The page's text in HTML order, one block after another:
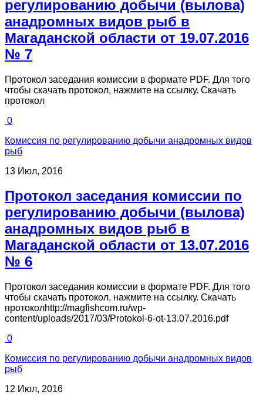
регулированию добычи (вылова)
анадромных видов рыб в
Магаданской области от 19.07.2016
№ 7
Протокол заседания комиссии в формате PDF. Для того
чтобы скачать протокол, нажмите на ссылку. Скачать
протокол
0
Комиссия по регулированию добычи анадромных видов
рыб
13 Июл, 2016
Протокол заседания комиссии по
регулированию добычи (вылова)
анадромных видов рыб в
Магаданской области от 13.07.2016
№ 6
Протокол заседания комиссии в формате PDF. Для того
чтобы скачать протокол, нажмите на ссылку. Скачать
протоколhttp://magfishcom.ru/wp-
content/uploads/2017/03/Protokol-6-ot-13.07.2016.pdf
0
Комиссия по регулированию добычи анадромных видов
рыб
12 Июл, 2016